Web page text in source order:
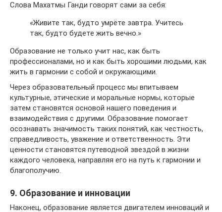
Слова Махатмы Ганди говорят сами за себя:
«Живите так, будто умрёте завтра. Учитесь
так, будто будете жить вечно.»
Образование не только учит нас, как быть
профессионалами, но и как быть хорошими людьми, как
жить в гармонии с собой и окружающими.
Через образовательный процесс мы впитываем
культурные, этические и моральные нормы, которые
затем становятся основой нашего поведения и
взаимодействия с другими. Образование помогает
осознавать значимость таких понятий, как честность,
справедливость, уважение и ответственность. Эти
ценности становятся путеводной звездой в жизни
каждого человека, направляя его на путь к гармонии и
благополучию.
9. Образование и инновации
Наконец, образование является двигателем инноваций и